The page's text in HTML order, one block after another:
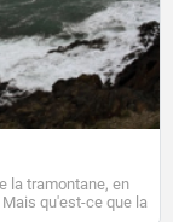
la tramontane, en
qu'est-ce que la